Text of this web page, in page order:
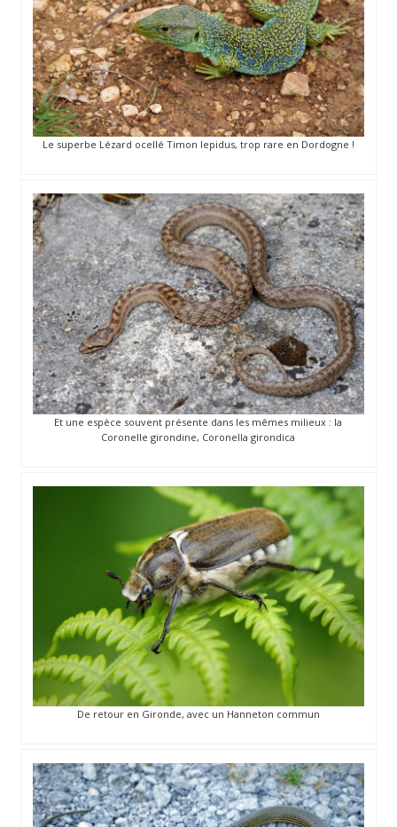
Le superbe Lézard ocellé Timon lepidus, trop rare en Dordogne !
Et une espèce souvent présente dans les mêmes milieux : la
Coronelle girondine, Coronella girondica
De retour en Gironde, avec un Hanneton commun